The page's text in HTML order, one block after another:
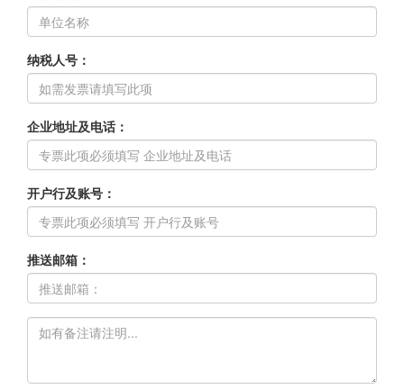
纳税人号：
企业地址及电话：
开户行及账号：
推送邮箱：